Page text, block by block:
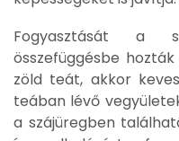
Fogyasztását a
összefüggésbe
zöld teát, akkor
teában lévő
a szájüregben